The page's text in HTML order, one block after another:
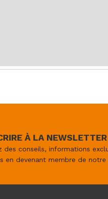
À LA NEWSLETTER
des conseils, informations
en devenant membre de